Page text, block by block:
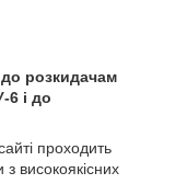
розкидачам
6 і до
проходить
з високоякісних